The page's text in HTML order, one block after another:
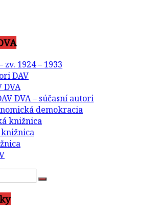
zv. 1924 – 1933
DAV
DVA
DVA – súčasní autori
demokracia
knižnica